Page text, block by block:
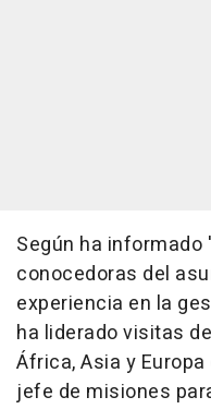
Según ha
conocedoras del
experiencia en la
ha liderado visitas
África, Asia y
jefe de misiones